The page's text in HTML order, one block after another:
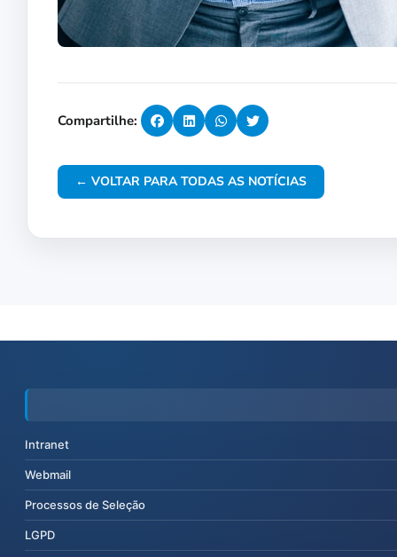
Compartilhe:
← VOLTAR PARA TODAS AS NOTÍCIAS
Intranet
Webmail
Processos de Seleção
LGPD